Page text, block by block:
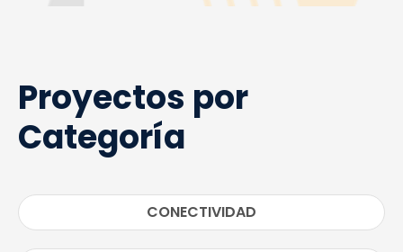
Proyectos por
Categoría
CONECTIVIDAD